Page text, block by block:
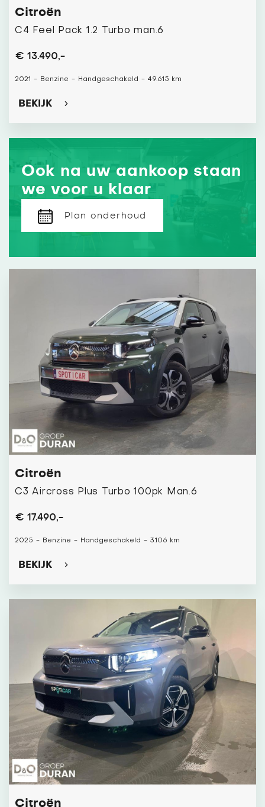
Citroën
C4 Feel Pack 1.2 Turbo man.6
€ 13.490,-
2021 - Benzine - Handgeschakeld - 49.615 km
BEKIJK
Ook na uw aankoop staan
we voor u klaar
Plan onderhoud
Citroën
C3 Aircross Plus Turbo 100pk Man.6
€ 17.490,-
2025 - Benzine - Handgeschakeld - 3.106 km
BEKIJK
Citroën